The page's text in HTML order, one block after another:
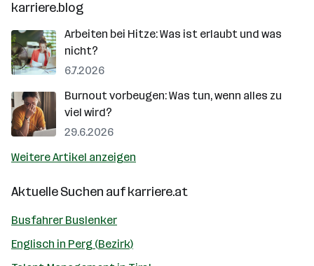
karriere.blog
Arbeiten bei Hitze: Was ist erlaubt und was
nicht?
6.7.2026
Burnout vorbeugen: Was tun, wenn alles zu
viel wird?
29.6.2026
Weitere Artikel anzeigen
Aktuelle Suchen aufkarriere.at
Busfahrer Buslenker
Englisch in Perg (Bezirk)